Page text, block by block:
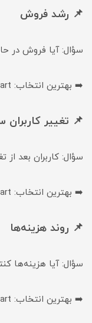
📌 رشد فروش
سؤال: آیا فروش در
➡️ بهترین انتخاب: Line Chart
📌 تغییر کاربران
سؤال: کاربران بعد
➡️ بهترین انتخاب: Line Chart با Highlight نقطه تغییر
📌 روند هزینه‌ها
سؤال: آیا هزینه‌ها
➡️ بهترین انتخاب: Area Chart ساده یا Line Chart